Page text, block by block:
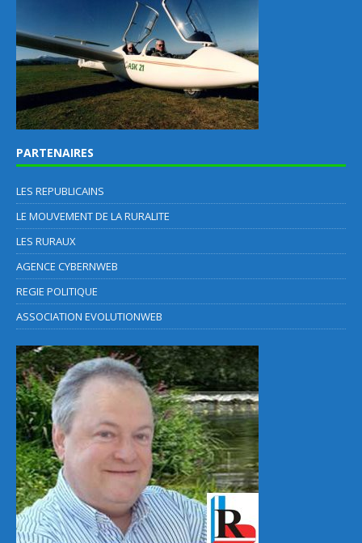
PARTENAIRES
LES REPUBLICAINS
LE MOUVEMENT DE LA RURALITE
LES RURAUX
AGENCE CYBERNWEB
REGIE POLITIQUE
ASSOCIATION EVOLUTIONWEB